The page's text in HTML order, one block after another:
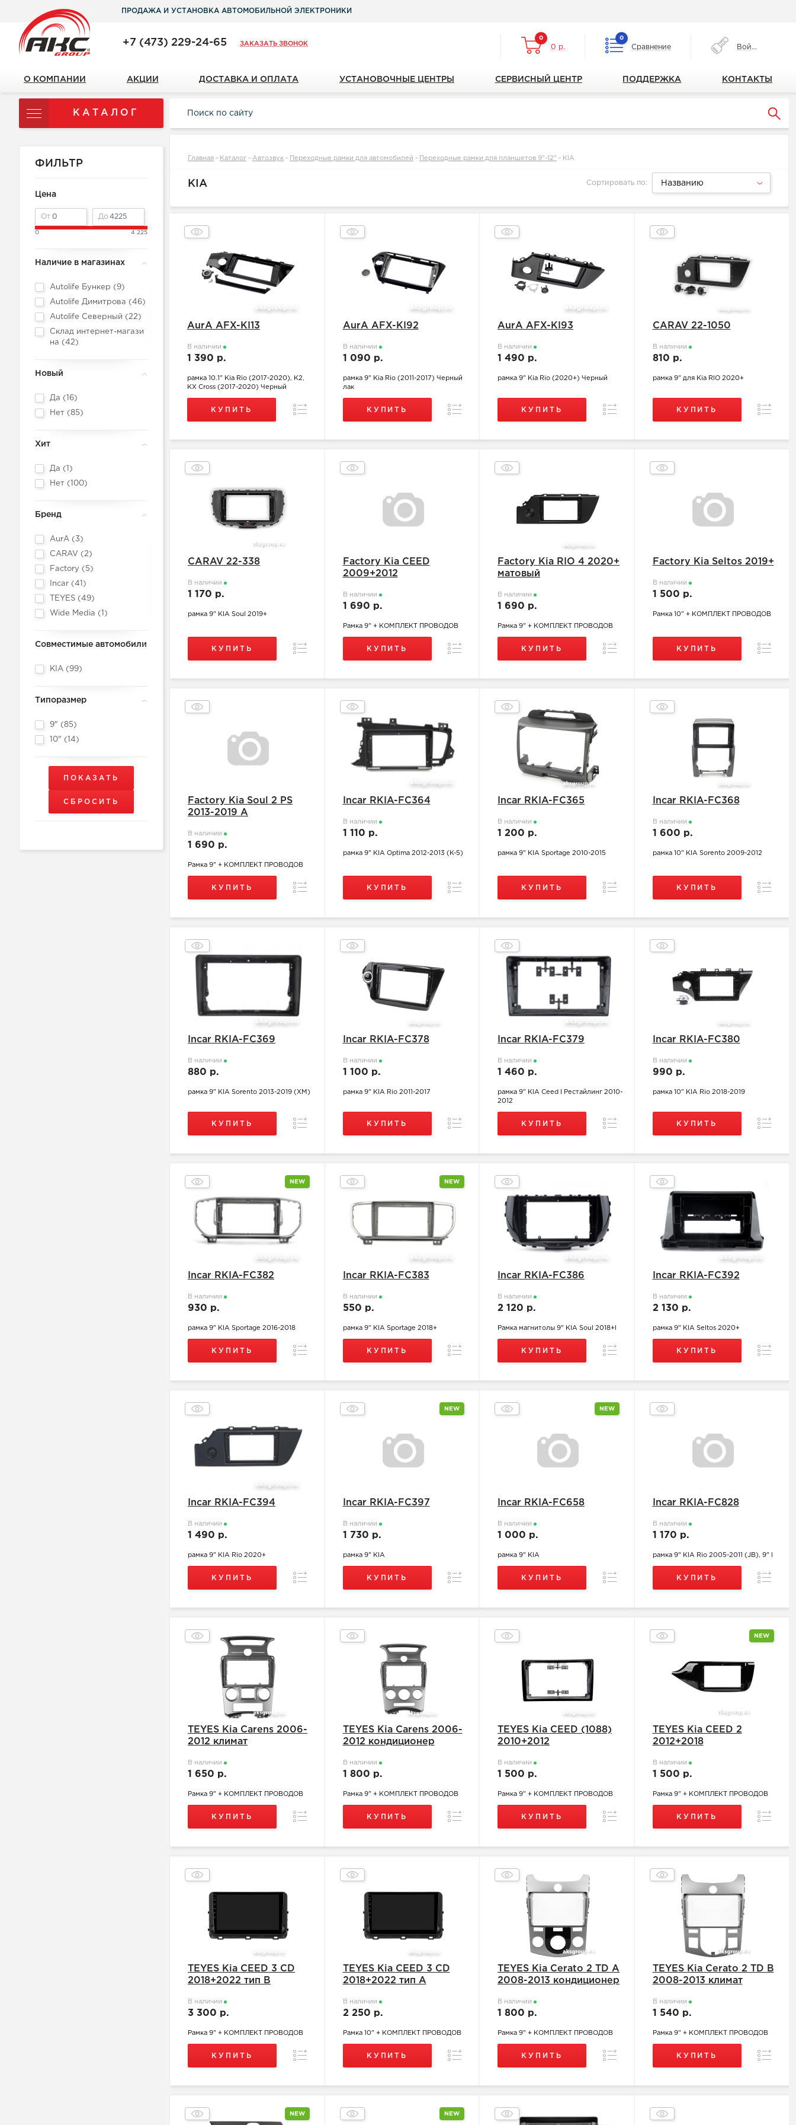
ПРОДАЖА И УСТАНОВКА АВТОМОБИЛЬНОЙ ЭЛЕКТРОНИКИ
+7 (473) 229-24-65 ЗАКАЗАТЬ ЗВОНОК
0
0 р.
0
Сравнение Войти
О КОМПАНИИ АКЦИИ ДОСТАВКА И ОПЛАТА УСТАНОВОЧНЫЕ ЦЕНТРЫ СЕРВИСНЫЙ ЦЕНТР ПОДДЕРЖКА КОНТАКТЫ
КАТАЛОГ
ФИЛЬТР
Цена
От До
0 4 225
Наличие в магазинах
Autolife Бункер ( 9)
Autolife Димитрова (46)
Autolife Северный ( 22)
Склад интернет-магази
на (42)
Новый
Да ( 16)
Нет (85)
Хит
Да ( )
Нет ( 100)
Бренд
AurA ( 3)
CARAV ( 2)
Factory ( 5)
Incar (41 )
TEYES (49)
Wide Media ( )
Совместимые автомобили
KIA ( 99)
Типоразмер
9" (85)
10" ( 14)
Главная - Каталог - Автозвук - Переходные рамки для автомобилей - Переходные рамки для планшетов 9"-12" - KIA
KIA Сортировать по: Названию
AurA AFX-KI13
В наличии
1 390 р.
рамка 10.1" Kia Rio (2017-2020), K2,
KX Cross (2017-2020) Черный
КУПИТЬ Сравнение
AurA AFX-KI92
В наличии
1 090 р.
рамка 9" Kia Rio (2011-2017) Черный
лак
КУПИТЬ Сравнение
AurA AFX-KI93
В наличии
1 490 р.
рамка 9" Kia Rio (2020+) Черный
КУПИТЬ Сравнение
CARAV 22-1050
В наличии
810 р.
рамка 9" для Kia RIO 2020+
КУПИТЬ
CARAV 22-338
В наличии
1 170 р.
рамка 9" KIA Soul 2019+
КУПИТЬ Сравнение
Factory Kia CEED
2009+2012
В наличии
1 690 р.
Рамка 9" + КОМПЛЕКТ ПРОВОДОВ
КУПИТЬ Сравнение
Factory Kia RIO 4 2020+
матовый
В наличии
1 690 р.
Рамка 9" + КОМПЛЕКТ ПРОВОДОВ
КУПИТЬ Сравнение
Factory Kia Seltos 2019+
В наличии
1 500 р.
Рамка 10" + КОМПЛЕКТ ПРОВОДОВ
КУПИТЬ
Factory Kia Soul 2 PS
2013-2019 A
В наличии
1 690 р.
Рамка 9" + КОМПЛЕКТ ПРОВОДОВ
КУПИТЬ Сравнение
Incar RKIA-FC364
В наличии
1 110 р.
рамка 9" KIA Optima 2012-2013 (K-5)
КУПИТЬ Сравнение
Incar RKIA-FC365
В наличии
1 200 р.
рамка 9" KIA Sportage 2010-2015
КУПИТЬ Сравнение
Incar RKIA-FC368
В наличии
1 600 р.
рамка 10" KIA Sorento 2009-2012
КУПИТЬ
Incar RKIA-FC369
В наличии
880 р.
рамка 9" KIA Sorento 2013-2019 (XM)
КУПИТЬ Сравнение
Incar RKIA-FC378
В наличии
1 100 р.
рамка 9" KIA Rio 2011-2017
КУПИТЬ Сравнение
Incar RKIA-FC379
В наличии
1 460 р.
рамка 9" KIA Ceed I Рестайлинг 2010-
2012
КУПИТЬ Сравнение
Incar RKIA-FC380
В наличии
990 р.
рамка 10" KIA Rio 2018-2019
КУПИТЬ
NEW
Incar RKIA-FC382
В наличии
930 р.
рамка 9" KIA Sportage 2016-2018
КУПИТЬ Сравнение
NEW
Incar RKIA-FC383
В наличии
550 р.
рамка 9" KIA Sportage 2018+
КУПИТЬ Сравнение
Incar RKIA-FC386
В наличии
2 120 р.
Рамка магнитолы 9" KIA Soul 2018+l
КУПИТЬ Сравнение
Incar RKIA-FC392
В наличии
2 130 р.
рамка 9" KIA Seltos 2020+
КУПИТЬ
Incar RKIA-FC394
В наличии
1 490 р.
рамка 9" KIA Rio 2020+
КУПИТЬ Сравнение
NEW
Incar RKIA-FC397
В наличии
1 730 р.
рамка 9" KIA
КУПИТЬ Сравнение
NEW
Incar RKIA-FC658
В наличии
1 000 р.
рамка 9" KIA
КУПИТЬ Сравнение
Incar RKIA-FC828
В наличии
1 170 р.
рамка 9" KIA Rio 2005-2011 (JB), 9" l
КУПИТЬ
TEYES Kia Carens 2006-
2012 климат
В наличии
1 650 р.
Рамка 9" + КОМПЛЕКТ ПРОВОДОВ
КУПИТЬ Сравнение
TEYES Kia Carens 2006-
2012 кондиционер
В наличии
1 800 р.
Рамка 9" + КОМПЛЕКТ ПРОВОДОВ
КУПИТЬ Сравнение
TEYES Kia CEED (1088)
2010+2012
В наличии
1 500 р.
Рамка 9" + КОМПЛЕКТ ПРОВОДОВ
КУПИТЬ Сравнение
NEW
TEYES Kia CEED 2
2012+2018
В наличии
1 500 р.
Рамка 9" + КОМПЛЕКТ ПРОВОДОВ
КУПИТЬ
TEYES Kia CEED 3 CD
2018+2022 тип B
В наличии
3 300 р.
Рамка 9" + КОМПЛЕКТ ПРОВОДОВ
КУПИТЬ Сравнение
TEYES Kia CEED 3 CD
2018+2022 тип А
В наличии
2 250 р.
Рамка 10" + КОМПЛЕКТ ПРОВОДОВ
КУПИТЬ Сравнение
TEYES Kia Cerato 2 TD A
2008-2013 кондиционер
В наличии
1 800 р.
Рамка 9" + КОМПЛЕКТ ПРОВОДОВ
КУПИТЬ Сравнение
TEYES Kia Cerato 2 TD B
2008-2013 климат
В наличии
1 540 р.
Рамка 9" + КОМПЛЕКТ ПРОВОДОВ
КУПИТЬ
NEW NEW